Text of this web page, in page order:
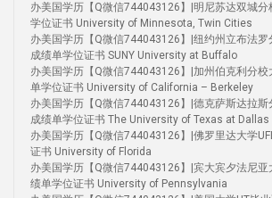
办美国学历【Q微信744043126】|明尼苏达双城
学位证书 University of Minnesota, Twin Cities
办美国学历【Q微信744043126】|纽约州立布法罗
成绩单学位证书 SUNY University at Buffalo
办美国学历【Q微信744043126】|加州伯克利分校
单学位证书 University of California – Berkeley
办美国学历【Q微信744043126】|德克萨斯达拉斯
成绩单学位证书 The University of Texas at Dallas
办美国学历【Q微信744043126】|佛罗里达大学
证书 University of Florida
办美国学历【Q微信744043126】|宾大宾夕法尼亚
绩单学位证书 University of Pennsylvania